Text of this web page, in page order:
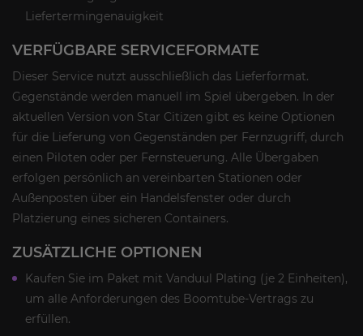
Liefertermingenauigkeit
VERFÜGBARE SERVICEFORMATE
Dieser Service nutzt ausschließlich das Lieferformat.
Gegenstände werden manuell im Spiel übergeben. In der
aktuellen Version von Star Citizen gibt es keine Optionen
für die Lieferung von Gegenständen per Fernzugriff, durch
einen Piloten oder per Fernsteuerung. Alle Übergaben
erfolgen persönlich an vereinbarten Stationen oder
Außenposten über ein Handelsfenster oder durch
Platzierung eines sicheren Containers.
ZUSÄTZLICHE OPTIONEN
Kaufen Sie im Paket mit Vanduul Plating (je 2 Einheiten),
um alle Anforderungen des Boomtube-Vertrags zu
erfüllen.